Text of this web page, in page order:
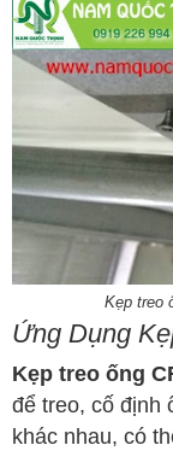
Kẹp treo
Ứng Dụng
Kẹp treo ống
để treo, cố định
khác nhau, có